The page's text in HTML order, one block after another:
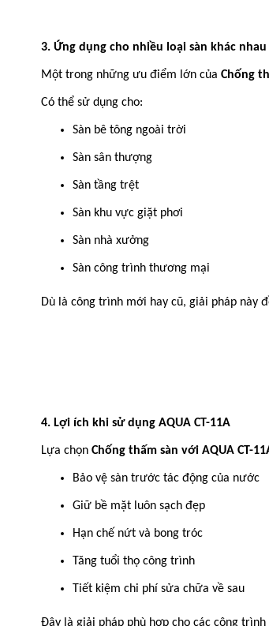
3. Ứng dụng cho nhiều loại sàn khác nhau
Một trong những ưu điểm lớn của Chống
Có thể sử dụng cho:
Sàn bê tông ngoài trời
Sàn sân thượng
Sàn tầng trệt
Sàn khu vực giặt phơi
Sàn nhà xưởng
Sàn công trình thương mại
Dù là công trình mới hay cũ, giải pháp này
4. Lợi ích khi sử dụng AQUA CT-11A
Lựa chọn Chống thấm sàn với AQUA CT-
Bảo vệ sàn trước tác động của nước
Giữ bề mặt luôn sạch đẹp
Hạn chế nứt và bong tróc
Tăng tuổi thọ công trình
Tiết kiệm chi phí sửa chữa về sau
Đây là giải pháp phù hợp cho các công